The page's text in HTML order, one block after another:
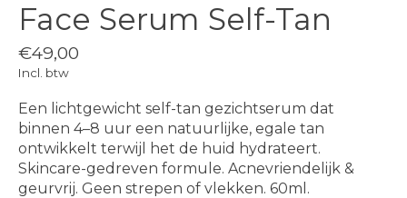
Face Serum Self-Tan
€49,00
Incl. btw
Een lichtgewicht self-tan gezichtserum dat
binnen 4–8 uur een natuurlijke, egale tan
ontwikkelt terwijl het de huid hydrateert.
Skincare-gedreven formule. Acnevriendelijk &
geurvrij. Geen strepen of vlekken. 60ml.